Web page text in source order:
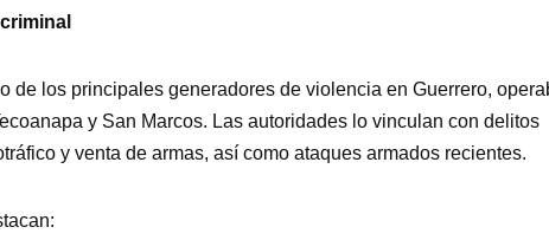
de los principales generadores de violencia en Guerrero,
y San Marcos. Las autoridades lo vinculan con delitos
y venta de armas, así como ataques armados recientes.